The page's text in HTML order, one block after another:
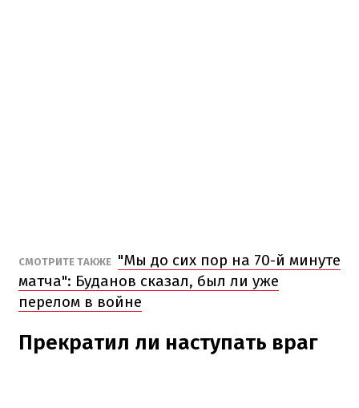
СМОТРИТЕ ТАКЖЕ "Мы до сих пор на 70-й минуте
матча": Буданов сказал, был ли уже
перелом в войне
Прекратил ли наступать враг